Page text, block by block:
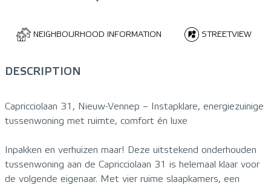
NEIGHBOURHOOD INFORMATION STREETVIEW
DESCRIPTION
Capricciolaan 31, Nieuw-Vennep – Instapklare, energiezuinige
tussenwoning met ruimte, comfort én luxe
Inpakken en verhuizen maar! Deze uitstekend onderhouden
tussenwoning aan de Capricciolaan 31 is helemaal klaar voor
de volgende eigenaar. Met vier ruime slaapkamers, een